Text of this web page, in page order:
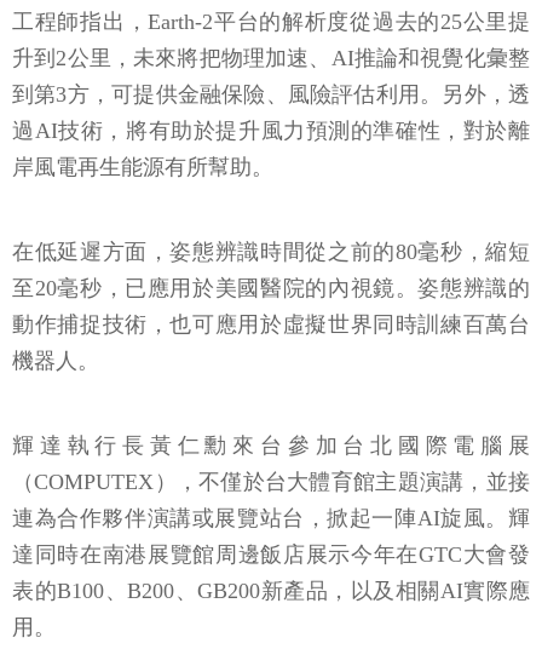
工程師指出，Earth-2平台的解析度從過去的25公里提
升到2公里，未來將把物理加速、AI推論和視覺化彙整
到第3方，可提供金融保險、風險評估利用。另外，透
過AI技術，將有助於提升風力預測的準確性，對於離
岸風電再生能源有所幫助。
在低延遲方面，姿態辨識時間從之前的80毫秒，縮短
至20毫秒，已應用於美國醫院的內視鏡。姿態辨識的
動作捕捉技術，也可應用於虛擬世界同時訓練百萬台
機器人。
輝達執行長黃仁勳來台參加台北國際電腦展
（COMPUTEX），不僅於台大體育館主題演講，並接
連為合作夥伴演講或展覽站台，掀起一陣AI旋風。輝
達同時在南港展覽館周邊飯店展示今年在GTC大會發
表的B100、B200、GB200新產品，以及相關AI實際應
用。